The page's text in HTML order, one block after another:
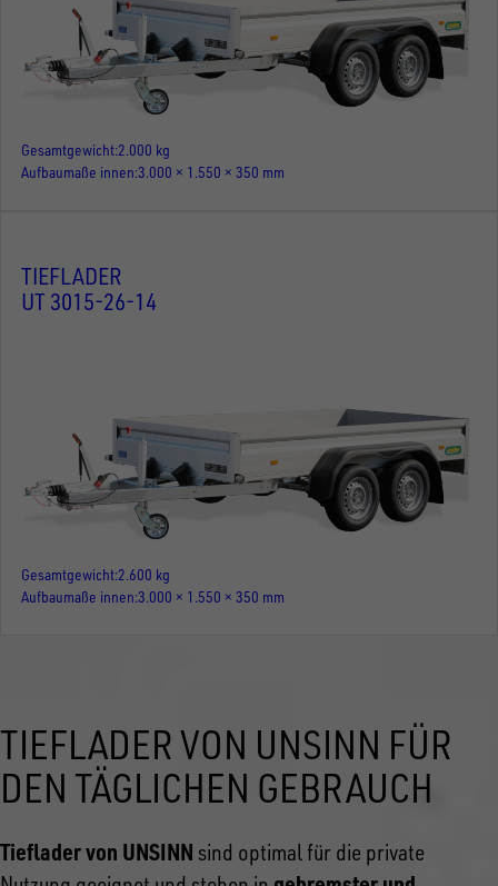
Gesamtgewicht 2.000 kg
Aufbaumaße innen 3.000 × 1.550 × 350 mm
TIEFLADER
UT 3015-26-14
Gesamtgewicht2.600 kg
Aufbaumaße innen 3.000 × 1.550 × 350 mm
TIEFLADER VON UNSINN FÜR
DEN TÄGLICHEN GEBRAUCH
Tieflader von UNSINN sind optimal für die private